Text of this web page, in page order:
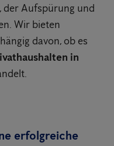
der Aufspürung und
Wir bieten
davon, ob es
in
erfolgreiche